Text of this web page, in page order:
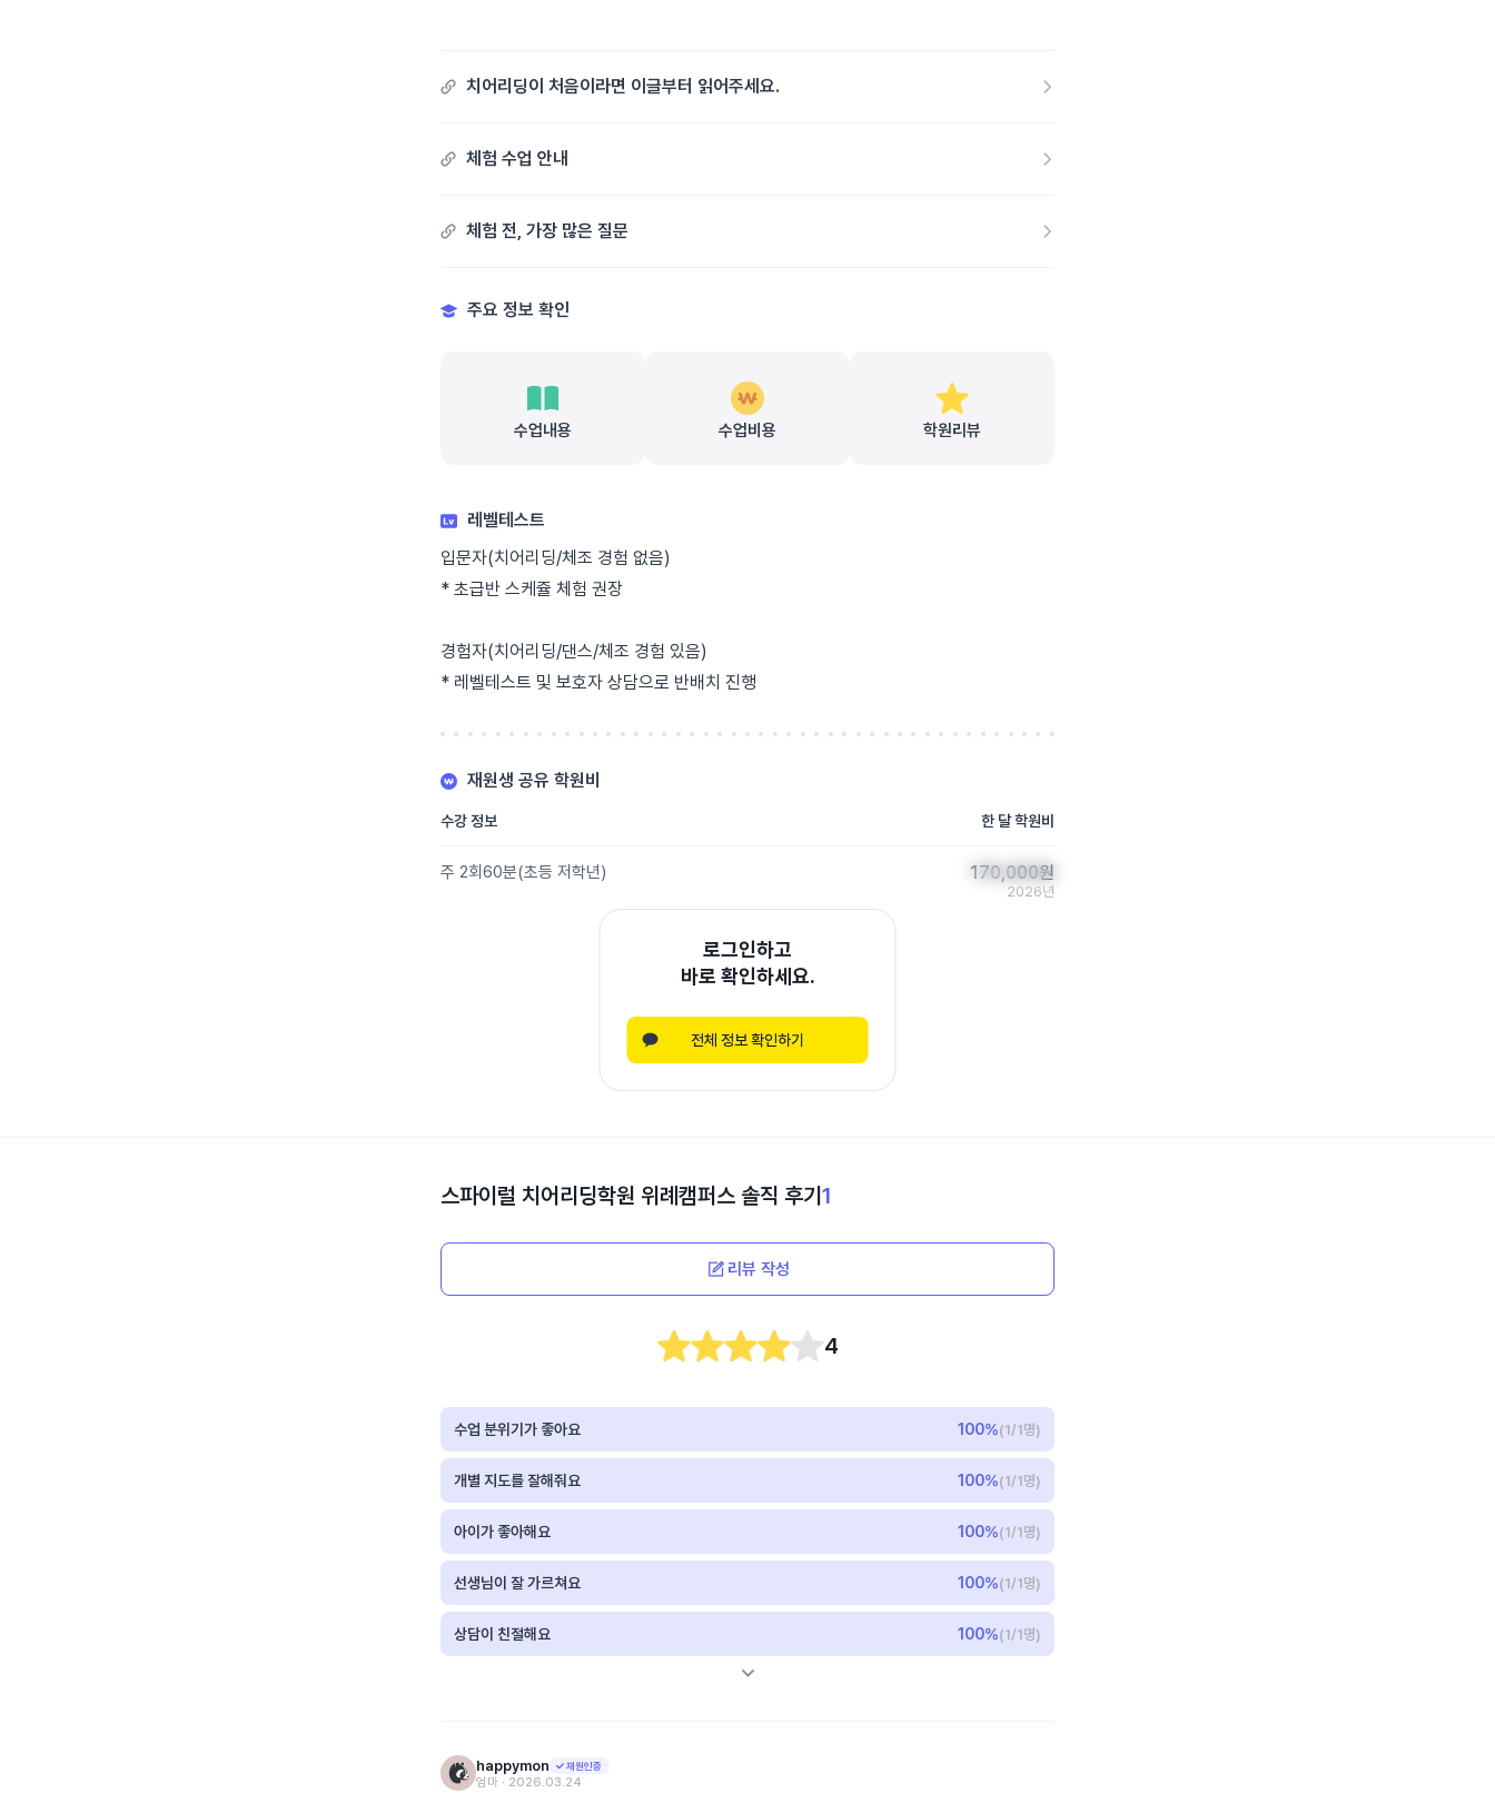
치어리딩이 처음이라면 이글부터 읽어주세요.
체험 수업 안내
체험 전, 가장 많은 질문
주요 정보 확인
수업내용 수업비용 학원리뷰
레벨테스트
입문자(치어리딩/체조 경험 없음)
* 초급반 스케쥴 체험 권장
경험자(치어리딩/댄스/체조 경험 있음)
* 레벨테스트 및 보호자 상담으로 반배치 진행
재원생 공유 학원비
수강 정보 한 달 학원비
주 2회60분(초등 저학년) 170,000원
170,000원
2026년
로그인하고
바로 확인하세요.
전체 정보 확인하기
스파이럴 치어리딩학원 위례캠퍼스 솔직 후기 1
리뷰 작성
4
수업 분위기가 좋아요 100%(1/1명)
개별 지도를 잘해줘요 100%(1/1명)
아이가 좋아해요 100%(1/1명)
선생님이 잘 가르쳐요 100%(1/1명)
상담이 친절해요 100%(1/1명)
happymon 재원인증
엄마 ‧ 2026.03.24